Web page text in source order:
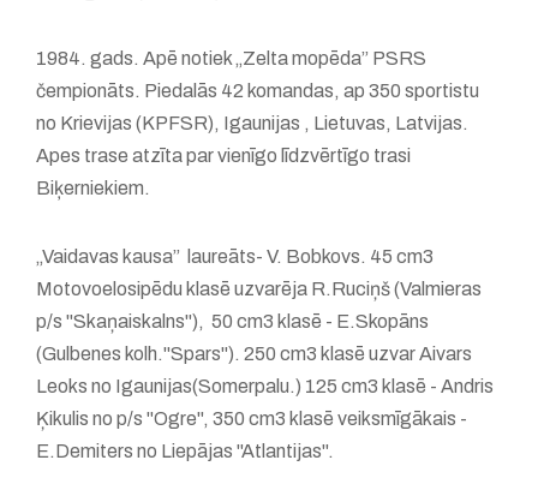
1984. gads. Apē notiek „Zelta mopēda” PSRS
čempionāts. Piedalās 42 komandas, ap 350 sportistu
no Krievijas (KPFSR), Igaunijas , Lietuvas, Latvijas.
Apes trase atzīta par vienīgo līdzvērtīgo trasi
Biķerniekiem.
„Vaidavas kausa” laureāts- V. Bobkovs. 45 cm3
Motovoelosipēdu klasē uzvarēja R.Ruciņš (Valmieras
p/s "Skaņaiskalns"), 50 cm3 klasē - E.Skopāns
(Gulbenes kolh."Spars"). 250 cm3 klasē uzvar Aivars
Leoks no Igaunijas(Somerpalu.) 125 cm3 klasē - Andris
Ķikulis no p/s "Ogre", 350 cm3 klasē veiksmīgākais -
E.Demiters no Liepājas "Atlantijas".